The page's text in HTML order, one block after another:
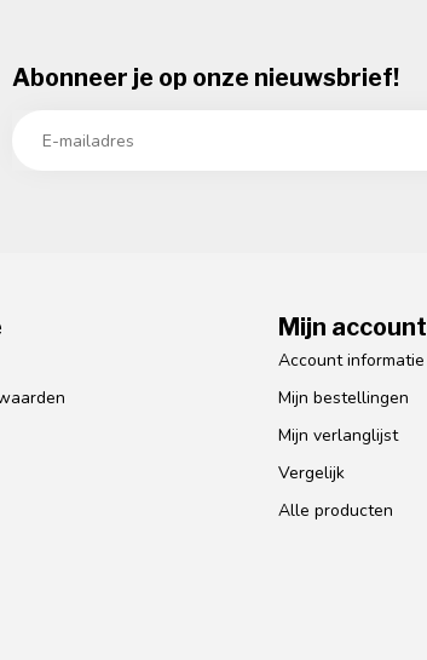
Abonneer je op onze nieuwsbrief!
Mijn account
Account informatie
Mijn bestellingen
Mijn verlanglijst
Vergelijk
Alle producten